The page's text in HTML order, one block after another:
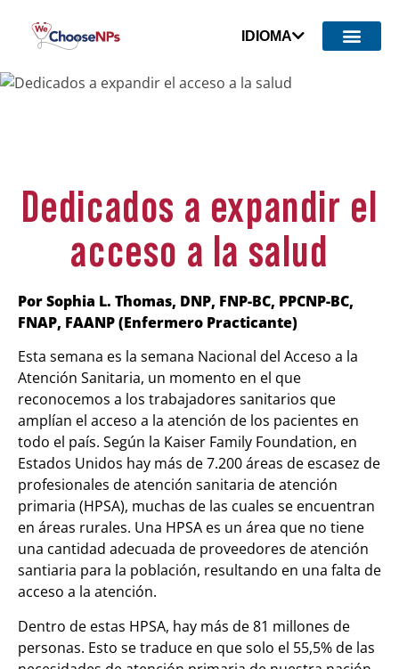
IDIOMA
Dedicados a expandir el
acceso a la salud
Por Sophia L. Thomas, DNP, FNP-BC, PPCNP-BC,
FNAP, FAANP (Enfermero Practicante)
Esta semana es la semana Nacional del Acceso a la
Atención Sanitaria, un momento en el que
reconocemos a los trabajadores sanitarios que
amplían el acceso a la atención de los pacientes en
todo el país. Según la Kaiser Family Foundation, en
Estados Unidos hay más de 7.200 áreas de escasez de
profesionales de atención sanitaria de atención
primaria (HPSA), muchas de las cuales se encuentran
en áreas rurales. Una HPSA es un área que no tiene
una cantidad adecuada de proveedores de atención
santiaria para la población, resultando en una falta de
acceso a la atención.
Dentro de estas HPSA, hay más de 81 millones de
personas. Esto se traduce en que solo el 55,5% de las